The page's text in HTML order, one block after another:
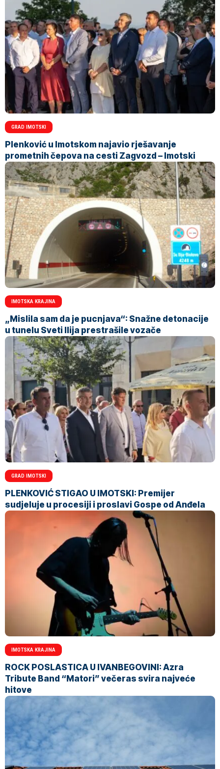
GRAD IMOTSKI
Plenković u Imotskom najavio rješavanje
prometnih čepova na cesti Zagvozd – Imotski
IMOTSKA KRAJINA
„Mislila sam da je pucnjava“: Snažne detonacije
u tunelu Sveti Ilija prestrašile vozače
GRAD IMOTSKI
PLENKOVIĆ STIGAO U IMOTSKI: Premijer
sudjeluje u procesiji i proslavi Gospe od Anđela
IMOTSKA KRAJINA
ROCK POSLASTICA U IVANBEGOVINI: Azra
Tribute Band “Matori” večeras svira najveće
hitove